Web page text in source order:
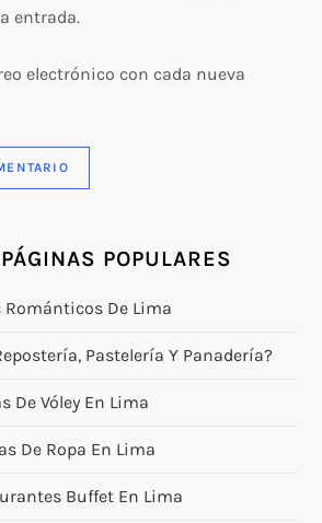
entrada.
electrónico con cada nueva
POPULARES
De Lima
Pastelería Y Panadería?
De Vóley En Lima
De Ropa En Lima
Buffet En Lima